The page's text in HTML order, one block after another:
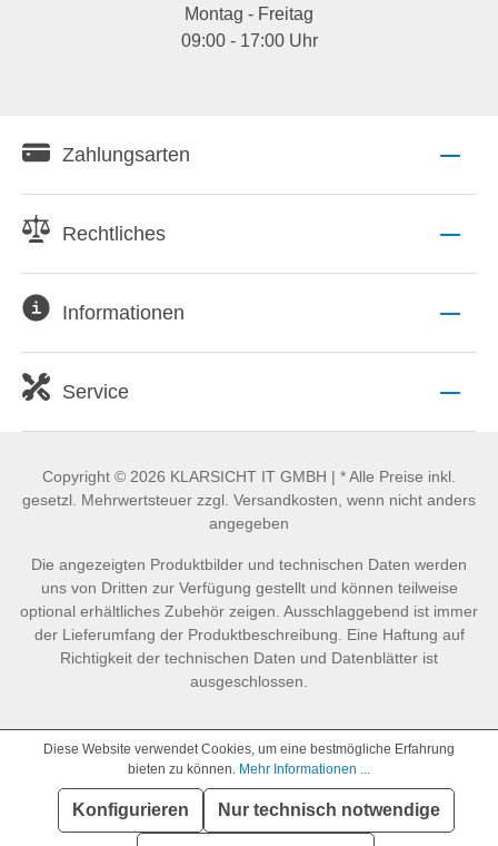
Montag - Freitag
09:00 - 17:00 Uhr
Zahlungsarten
Rechtliches
Informationen
Service
Copyright © 2026 KLARSICHT IT GMBH | * Alle Preise inkl.
gesetzl. Mehrwertsteuer zzgl. Versandkosten, wenn nicht anders
angegeben
Die angezeigten Produktbilder und technischen Daten werden
uns von Dritten zur Verfügung gestellt und können teilweise
optional erhältliches Zubehör zeigen. Ausschlaggebend ist immer
der Lieferumfang der Produktbeschreibung. Eine Haftung auf
Richtigkeit der technischen Daten und Datenblätter ist
ausgeschlossen.
Diese Website verwendet Cookies, um eine bestmögliche Erfahrung
bieten zu können. Mehr Informationen ...
Konfigurieren Nur technisch notwendige
SEHR GUT (4.86 / 5)